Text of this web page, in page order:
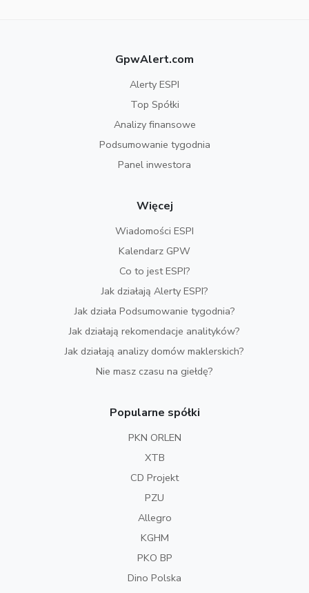
GpwAlert.com
Alerty ESPI
Top Spółki
Analizy finansowe
Podsumowanie tygodnia
Panel inwestora
Więcej
Wiadomości ESPI
Kalendarz GPW
Co to jest ESPI?
Jak działają Alerty ESPI?
Jak działa Podsumowanie tygodnia?
Jak działają rekomendacje analityków?
Jak działają analizy domów maklerskich?
Nie masz czasu na giełdę?
Popularne spółki
PKN ORLEN
XTB
CD Projekt
PZU
Allegro
KGHM
PKO BP
Dino Polska